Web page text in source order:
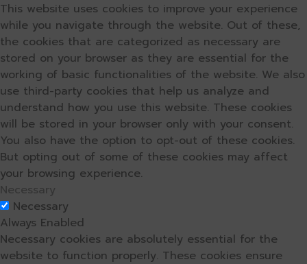
This website uses cookies to improve your experience
while you navigate through the website. Out of these,
the cookies that are categorized as necessary are
stored on your browser as they are essential for the
working of basic functionalities of the website. We also
use third-party cookies that help us analyze and
understand how you use this website. These cookies
will be stored in your browser only with your consent.
You also have the option to opt-out of these cookies.
But opting out of some of these cookies may affect
your browsing experience.
Necessary
Necessary
Always Enabled
Necessary cookies are absolutely essential for the
website to function properly. These cookies ensure